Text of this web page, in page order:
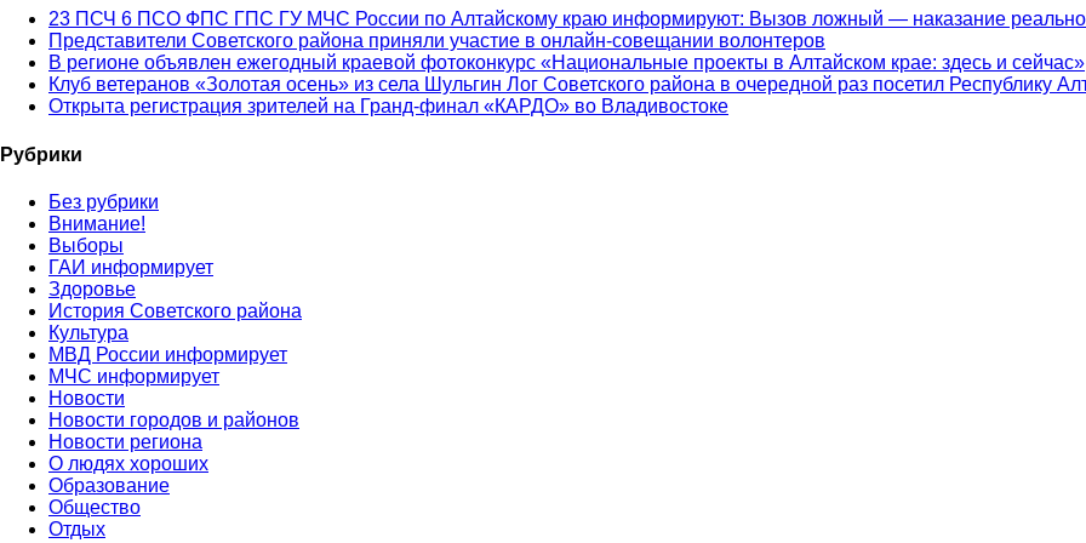
23 ПСЧ 6 ПСО ФПС ГПС ГУ МЧС России по Алтайскому краю информируют: Вызов ложный — наказание
Представители Советского района приняли участие в онлайн-совещании волонтеров
В регионе объявлен ежегодный краевой фотоконкурс «Национальные проекты в Алтайском крае: здесь и сейчас»
Клуб ветеранов «Золотая осень» из села Шульгин Лог Советского района в очередной раз посетил Республику
Открыта регистрация зрителей на Гранд-финал «КАРДО» во Владивостоке
Рубрики
Без рубрики
Внимание!
Выборы
ГАИ информирует
Здоровье
История Советского района
Культура
МВД России информирует
МЧС информирует
Новости
Новости городов и районов
Новости региона
О людях хороших
Образование
Общество
Отдых